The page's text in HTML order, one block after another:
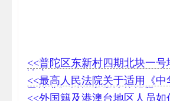
<<普陀区东新村四期北块一号
决定
<<最高人民法院关于适用《中
民法典》婚姻家庭编的解释（
<<外国籍及港澳台地区人员